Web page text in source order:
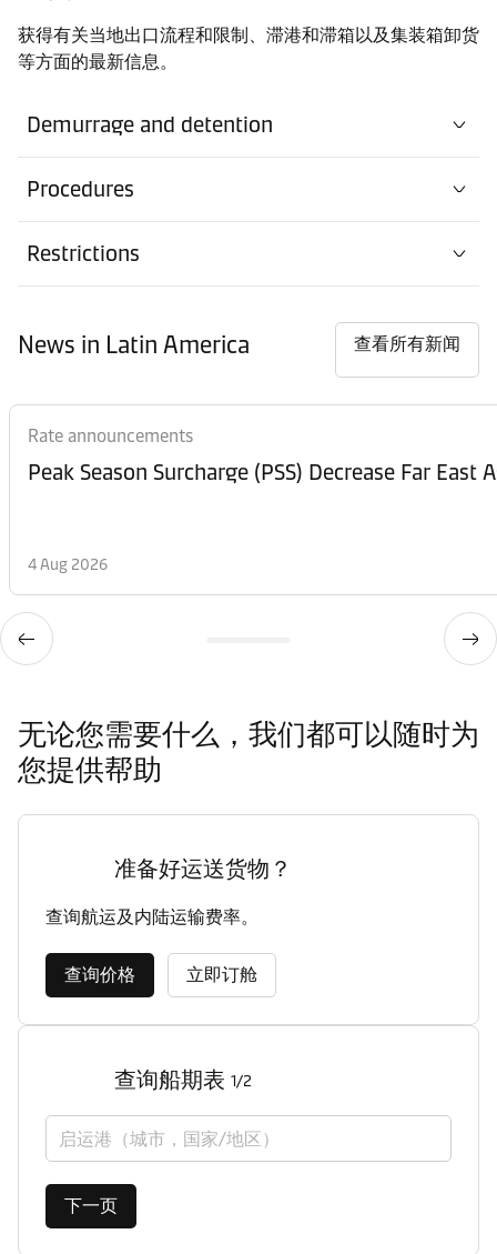
获得有关当地出口流程和限制、滞港和滞箱以及集装箱卸货
等方面的最新信息。
Demurrage and detention
Procedures
Restrictions
News in Latin America 查看所有新闻
Rate announcements
Peak Season Surcharge (PSS) Decrease Far
4 Aug 2026
无论您需要什么，我们都可以随时为
您提供帮助
准备好运送货物？
查询航运及内陆运输费率。
查询价格 立即订舱
查询船期表 1/2
启运港（城市，国家/地区）
下一页